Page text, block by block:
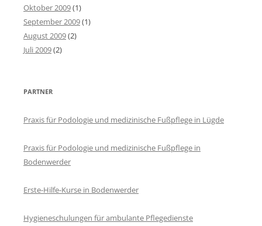
Oktober 2009(1)
September 2009(1)
August 2009(2)
Juli 2009(2)
PARTNER
Praxis für Podologie und medizinische Fußpflege in Lügde
Praxis für Podologie und medizinische Fußpflege in
Bodenwerder
Erste-Hilfe-Kurse in Bodenwerder
Hygieneschulungen für ambulante Pflegedienste